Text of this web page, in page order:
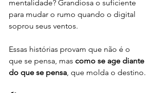
mentalidade? Grandiosa o suficiente
para mudar o rumo quando o digital
soprou seus ventos.
Essas histórias provam que não é o
que se pensa, mas como se age diante
do que se pensa, que molda o destino.